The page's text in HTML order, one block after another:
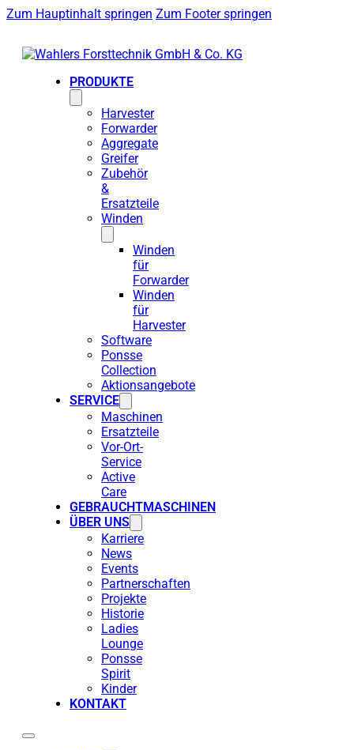
Zum Hauptinhalt springen Zum Footer springen
PRODUKTE
Harvester
Forwarder
Aggregate
Greifer
Zubehör
&
Ersatzteile
Winden
Winden
für
Forwarder
Winden
für
Harvester
Software
Ponsse
Collection
Aktionsangebote
SERVICE
Maschinen
Ersatzteile
Vor-Ort-
Service
Active
Care
GEBRAUCHTMASCHINEN
ÜBER UNS
Karriere
News
Events
Partnerschaften
Projekte
Historie
Ladies
Lounge
Ponsse
Spirit
Kinder
KONTAKT